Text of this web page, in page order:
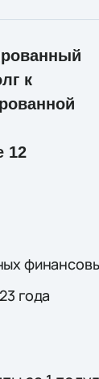
к
12
года